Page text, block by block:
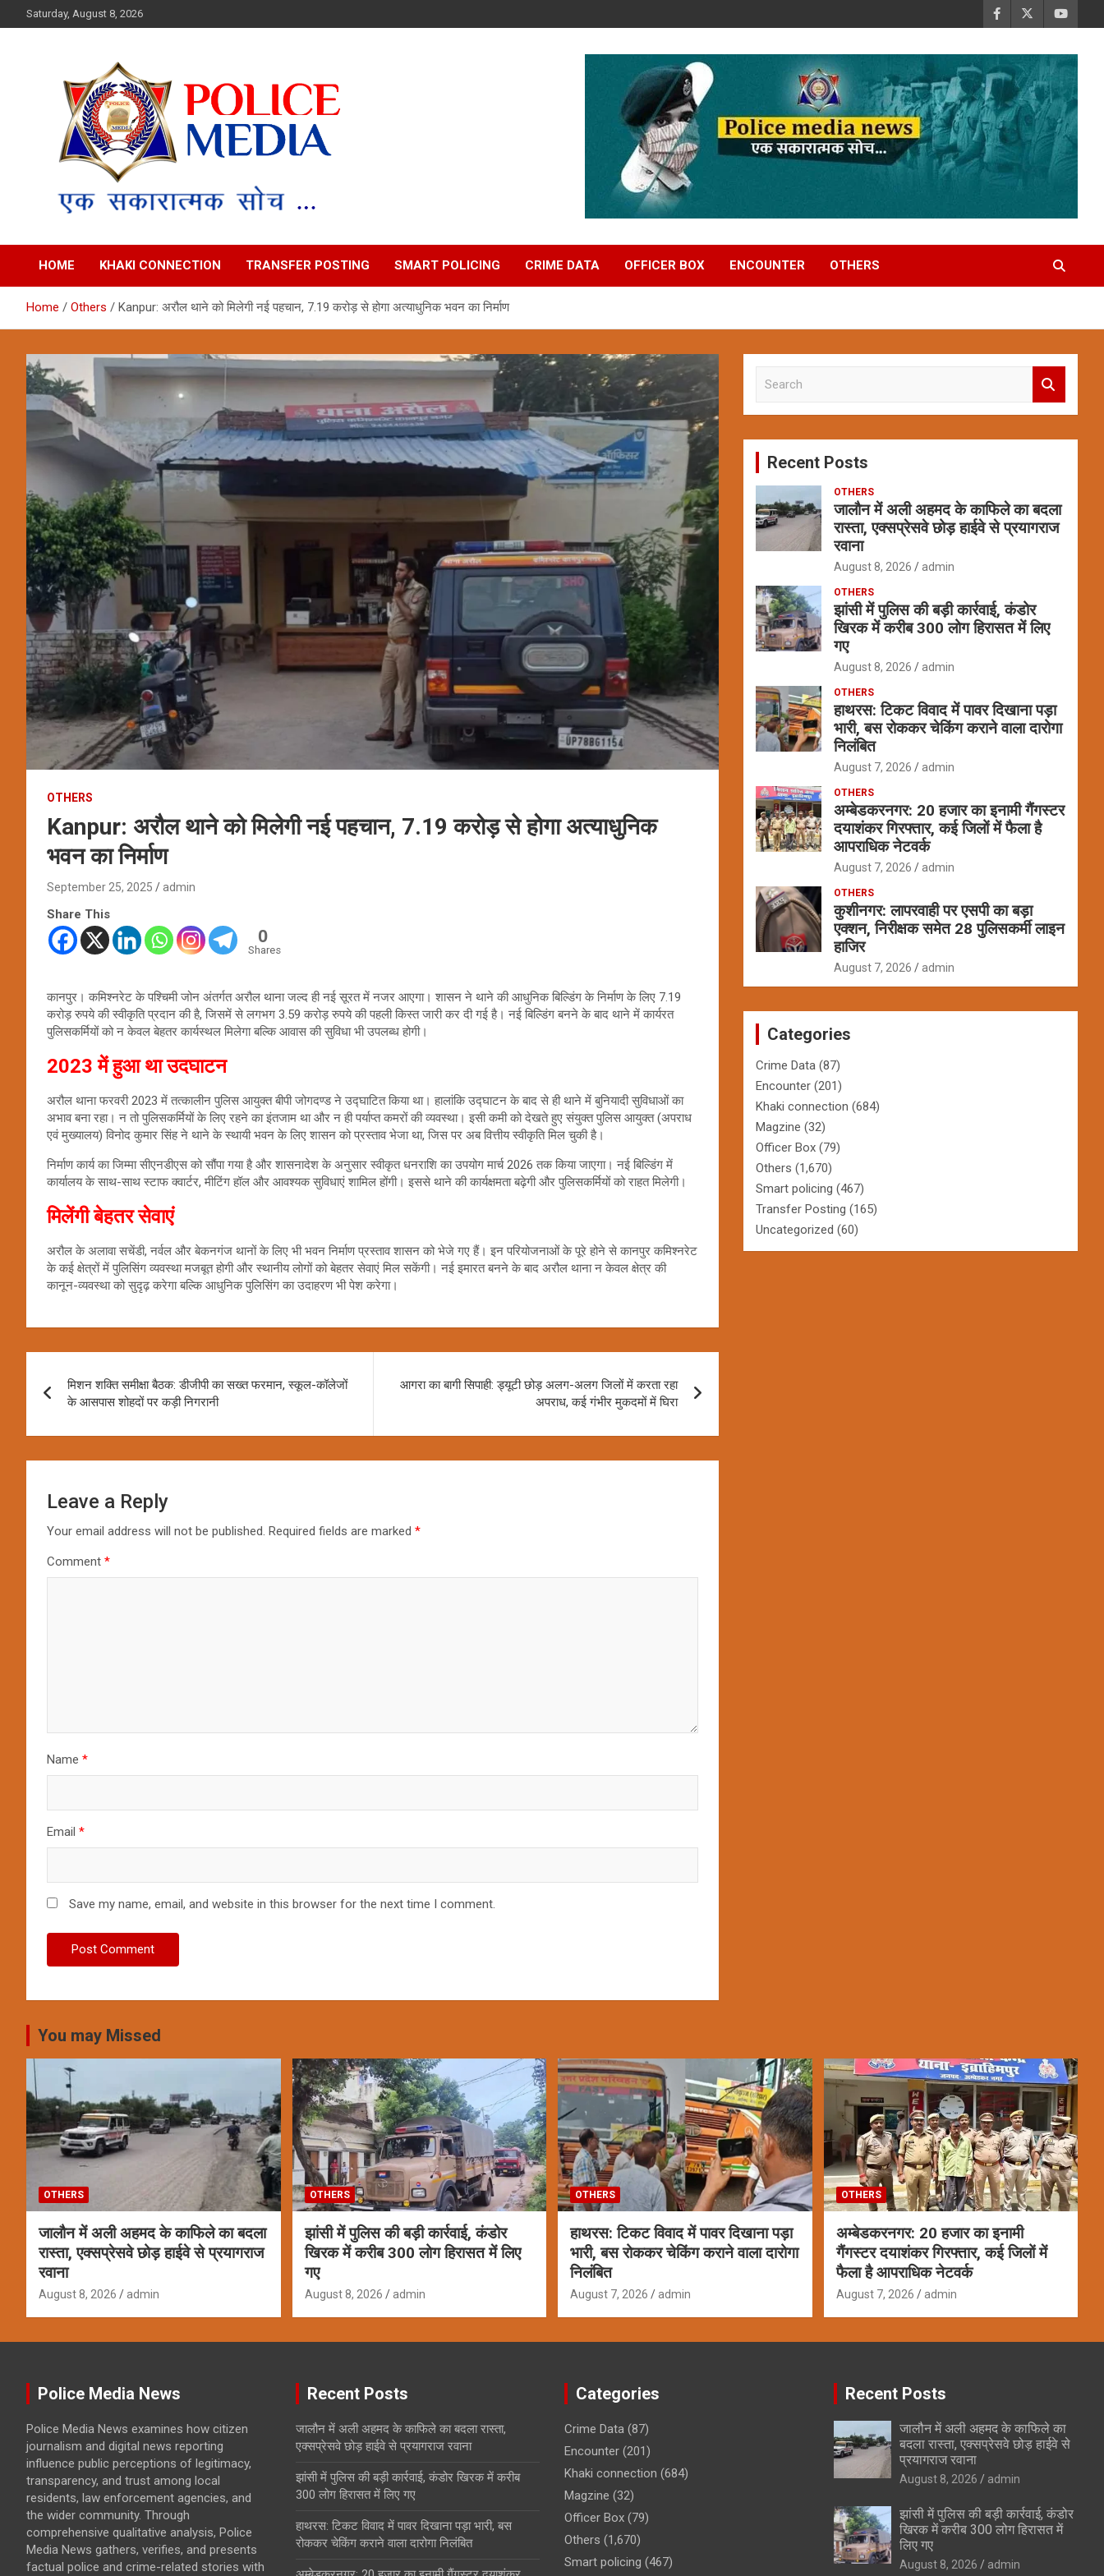
to
Saturday, August 8, 2026
Police Media News
HOME KHAKI CONNECTION TRANSFER POSTING SMART POLICING CRIME DATA OFFICER BOX ENCOUNTER OTHERS
Home Others Kanpur: अरौल थाने को मिलेगी नई पहचान, 7.19 करोड़ से होगा अत्याधुनिक भवन का निर्माण
OTHERS
Kanpur: अरौल थाने को मिलेगी नई पहचान, 7.19 करोड़ से होगा अत्याधुनिक
भवन का निर्माण
September 25, 2025 admin
Share This
0
Shares
कानपुर। कमिश्नरेट के पश्चिमी जोन अंतर्गत अरौल थाना जल्द ही नई सूरत में नजर आएगा। शासन ने थाने की आधुनिक बिल्डिंग के निर्माण के लिए 7.19
करोड़ रुपये की स्वीकृति प्रदान की है, जिसमें से लगभग 3.59 करोड़ रुपये की पहली किस्त जारी कर दी गई है। नई बिल्डिंग बनने के बाद थाने में कार्यरत
पुलिसकर्मियों को न केवल बेहतर कार्यस्थल मिलेगा बल्कि आवास की सुविधा भी उपलब्ध होगी।
2023 में हुआ था उदघाटन
अरौल थाना फरवरी 2023 में तत्कालीन पुलिस आयुक्त बीपी जोगदण्ड ने उद्घाटित किया था। हालांकि उद्घाटन के बाद से ही थाने में बुनियादी सुविधाओं का
अभाव बना रहा। न तो पुलिसकर्मियों के लिए रहने का इंतजाम था और न ही पर्याप्त कमरों की व्यवस्था। इसी कमी को देखते हुए संयुक्त पुलिस आयुक्त (अपराध
एवं मुख्यालय) विनोद कुमार सिंह ने थाने के स्थायी भवन के लिए शासन को प्रस्ताव भेजा था, जिस पर अब वित्तीय स्वीकृति मिल चुकी है।
निर्माण कार्य का जिम्मा सीएनडीएस को सौंपा गया है और शासनादेश के अनुसार स्वीकृत धनराशि का उपयोग मार्च 2026 तक किया जाएगा। नई बिल्डिंग में
कार्यालय के साथ-साथ स्टाफ क्वार्टर, मीटिंग हॉल और आवश्यक सुविधाएं शामिल होंगी। इससे थाने की कार्यक्षमता बढ़ेगी और पुलिसकर्मियों को राहत मिलेगी।
मिलेंगी बेहतर सेवाएं
अरौल के अलावा सचेंडी, नर्वल और बेकनगंज थानों के लिए भी भवन निर्माण प्रस्ताव शासन को भेजे गए हैं। इन परियोजनाओं के पूरे होने से कानपुर कमिश्नरेट
के कई क्षेत्रों में पुलिसिंग व्यवस्था मजबूत होगी और स्थानीय लोगों को बेहतर सेवाएं मिल सकेंगी। नई इमारत बनने के बाद अरौल थाना न केवल क्षेत्र की
कानून-व्यवस्था को सुदृढ़ करेगा बल्कि आधुनिक पुलिसिंग का उदाहरण भी पेश करेगा।
navigation
मिशन शक्ति समीक्षा बैठक: डीजीपी का सख्त फरमान, स्कूल-कॉलेजों
के आसपास शोहदों पर कड़ी निगरानी
आगरा का बागी सिपाही: ड्यूटी छोड़ अलग-अलग जिलों में करता रहा
अपराध, कई गंभीर मुकदमों में घिरा
Leave a Reply
Your email address will not be published. Required fields are marked *
Comment *
Name *
Email *
Save my name, email, and website in this browser for the next time I comment.
c
Recent Posts
OTHERS
जालौन में अली अहमद के काफिले का बदला
रास्ता, एक्सप्रेसवे छोड़ हाईवे से प्रयागराज
रवाना
August 8, 2026 admin
OTHERS
झांसी में पुलिस की बड़ी कार्रवाई, कंडोर
खिरक में करीब 300 लोग हिरासत में लिए
गए
August 8, 2026 admin
OTHERS
हाथरस: टिकट विवाद में पावर दिखाना पड़ा
भारी, बस रोककर चेकिंग कराने वाला दारोगा
निलंबित
August 7, 2026 admin
OTHERS
अम्बेडकरनगर: 20 हजार का इनामी गैंगस्टर
दयाशंकर गिरफ्तार, कई जिलों में फैला है
आपराधिक नेटवर्क
August 7, 2026 admin
OTHERS
कुशीनगर: लापरवाही पर एसपी का बड़ा
एक्शन, निरीक्षक समेत 28 पुलिसकर्मी लाइन
हाजिर
August 7, 2026 admin
Categories
Crime Data (87)
Encounter (201)
Khaki connection (684)
Magzine (32)
Officer Box (79)
Others (1,670)
Smart policing (467)
Transfer Posting (165)
Uncategorized (60)
You may Missed
OTHERS
जालौन में अली अहमद के काफिले का बदला
रास्ता, एक्सप्रेसवे छोड़ हाईवे से प्रयागराज
रवाना
August 8, 2026 admin
OTHERS
झांसी में पुलिस की बड़ी कार्रवाई, कंडोर
खिरक में करीब 300 लोग हिरासत में लिए
गए
August 8, 2026 admin
OTHERS
हाथरस: टिकट विवाद में पावर दिखाना पड़ा
भारी, बस रोककर चेकिंग कराने वाला दारोगा
निलंबित
August 7, 2026 admin
OTHERS
अम्बेडकरनगर: 20 हजार का इनामी
गैंगस्टर दयाशंकर गिरफ्तार, कई जिलों में
फैला है आपराधिक नेटवर्क
August 7, 2026 admin
Police Media News
Police Media News examines how citizen
journalism and digital news reporting
influence public perceptions of legitimacy,
transparency, and trust among local
residents, law enforcement agencies, and
the wider community. Through
comprehensive qualitative analysis, Police
Media News gathers, verifies, and presents
factual police and crime-related stories with
Recent Posts
जालौन में अली अहमद के काफिले का बदला रास्ता,
एक्सप्रेसवे छोड़ हाईवे से प्रयागराज रवाना
झांसी में पुलिस की बड़ी कार्रवाई, कंडोर खिरक में करीब
300 लोग हिरासत में लिए गए
हाथरस: टिकट विवाद में पावर दिखाना पड़ा भारी, बस
रोककर चेकिंग कराने वाला दारोगा निलंबित
Categories
Crime Data (87)
Encounter (201)
Khaki connection (684)
Magzine (32)
Officer Box (79)
Others (1,670)
Smart policing (467)
Recent Posts
जालौन में अली अहमद के काफिले का
बदला रास्ता, एक्सप्रेसवे छोड़ हाईवे से
प्रयागराज रवाना
August 8, 2026 admin
झांसी में पुलिस की बड़ी कार्रवाई, कंडोर
खिरक में करीब 300 लोग हिरासत में
लिए गए
August 8, 2026 admin